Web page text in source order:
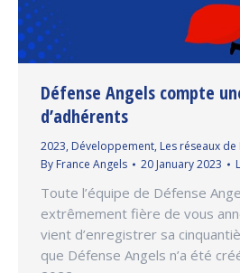
Défense Angels compte
d’adhérents
2023, Développement, Les réseaux
By France Angels 20 January 2023
Toute l’équipe de Défense
extrêmement fière de vous
vient d’enregistrer sa
que Défense Angels n’a été